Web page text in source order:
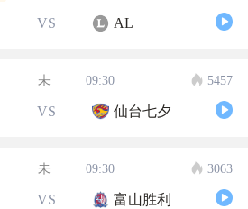
VS AL
未 09:30 5457
VS 仙台七夕
未 09:30 3063
VS 富山胜利